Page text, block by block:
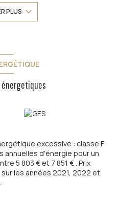
salle de bain avec WC.
et entrée indépendante,
auxquels ce bien est exposé
PLUS
excessive : classe F
d'énergie pour un
5 803 € et 7 851 € . Prix
les années 2021, 2022 et